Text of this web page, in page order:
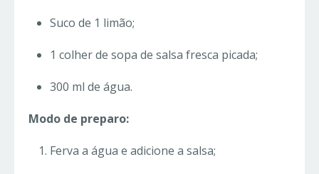
Suco de 1 limão;
1 colher de sopa de salsa fresca picada;
300 ml de água.
Modo de preparo:
Ferva a água e adicione a salsa;